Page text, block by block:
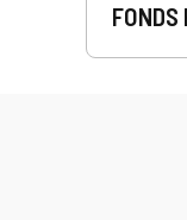
FONDS